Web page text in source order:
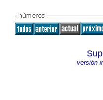
versión